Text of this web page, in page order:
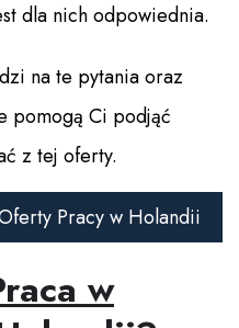
dla nich odpowiednia.
na te pytania oraz
pomogą Ci podjąć
z tej oferty.
Pracy w Holandii
w